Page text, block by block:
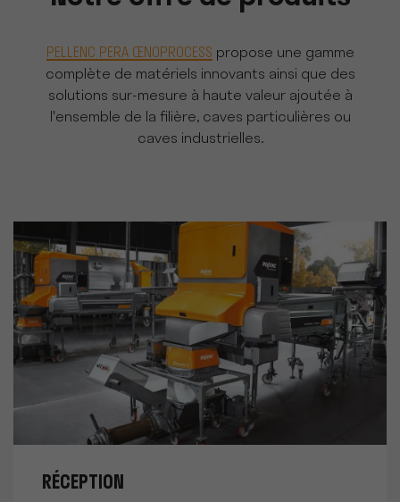
PELLENC PERA ŒNOPROCESS propose une gamme
complète de matériels innovants ainsi que des
solutions sur-mesure à haute valeur ajoutée à
l'ensemble de la filière, caves particulières ou
caves industrielles.
RÉCEPTION